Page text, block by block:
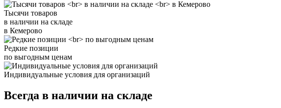
Тысячи товаров
в наличии на складе
в Кемерово
Редкие позиции
по выгодным ценам
Индивидуальные условия для организаций
Всегда в наличии на складе